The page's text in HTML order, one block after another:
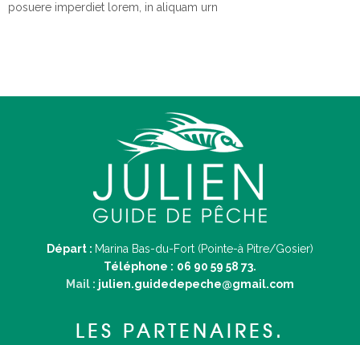
posuere imperdiet lorem, in aliquam urn
Départ : Marina Bas-du-Fort (Pointe-à Pitre/Gosier)
Téléphone : 06 90 59 58 73.
Mail : julien.guidedepeche@gmail.com
LES PARTENAIRES.